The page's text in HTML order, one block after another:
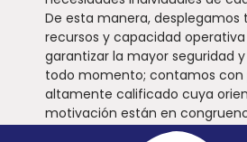
De esta manera, desplegamos
recursos y capacidad
garantizar la mayor seguridad
todo momento; contamos con
altamente calificado cuya
motivación están en
nivel a fin de mantener los